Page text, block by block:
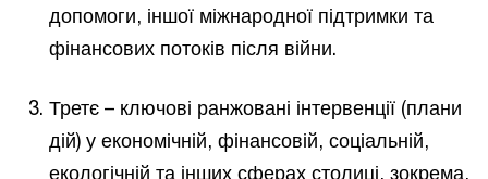
допомоги, іншої міжнародної підтримки та
фінансових потоків після війни.
Третє – ключові ранжовані інтервенції (плани
дій) у економічній, фінансовій, соціальній,
екологічній та інших сферах столиці, зокрема,